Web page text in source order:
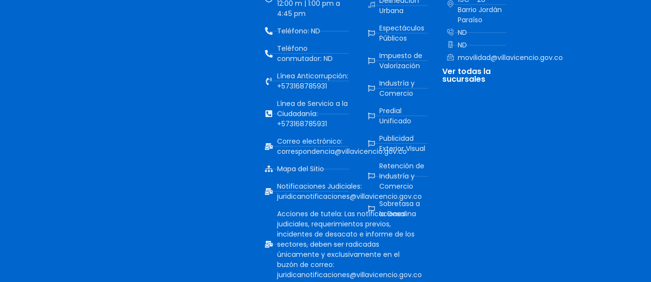
12:00 m | 1:00 pm a
4:45 pm
Teléfono: ND
Teléfono
conmutador: ND
Línea Anticorrupción:
+573168785931
Línea de Servicio a la
Ciudadanía:
+573168785931
Correo electrónico:
correspondencia@villavicencio.gov.co
Mapa del Sitio
Notificaciones Judiciales:
juridicanotificaciones@villavicencio.gov.co
Acciones de tutela: Las notificaciones
judiciales, requerimientos previos,
incidentes de desacato e informe de los
sectores, deben ser radicadas
únicamente y exclusivamente en el
buzón de correo:
juridicanotificaciones@villavicencio.gov.co
Urbana
Espectáculos
Públicos
Impuesto de
Valorización
Industría y
Comercio
Predial
Unificado
Publicidad
Exterior Visual
Retención de
Industría y
Comercio
Sobretasa a
la Gasolina
Barrio Jordán
Paraíso
ND
ND
movilidad@villavicencio.gov.co
Ver todas la
sucursales